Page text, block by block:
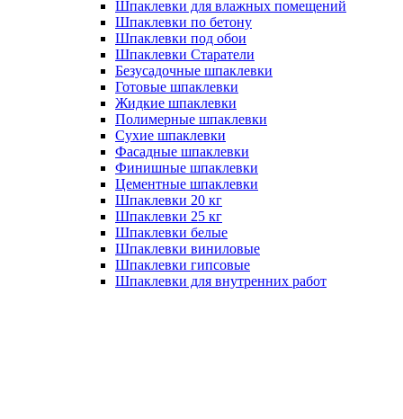
Шпаклевки для влажных помещений
Шпаклевки по бетону
Шпаклевки под обои
Шпаклевки Старатели
Безусадочные шпаклевки
Готовые шпаклевки
Жидкие шпаклевки
Полимерные шпаклевки
Сухие шпаклевки
Фасадные шпаклевки
Финишные шпаклевки
Цементные шпаклевки
Шпаклевки 20 кг
Шпаклевки 25 кг
Шпаклевки белые
Шпаклевки виниловые
Шпаклевки гипсовые
Шпаклевки для внутренних работ